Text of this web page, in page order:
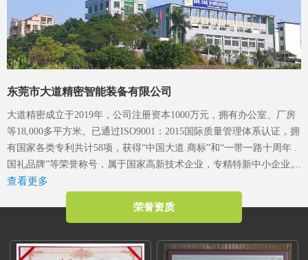
东莞市大道精密智能装备有限公司
大道精密成立于2019年，公司注册资本1000万元，拥有办公室、厂房
等18,000多平方米。已通过ISO9001：2015国际质量管理体系认证，拥
有国家各类专利共计58项，获得“中国大道.商标”和“一带一路十周年 .
国礼品牌”等荣誉称号，属于国家高新技术企业，专精特新中小企业。
2023年4月成立了“东莞市大道精密智能装备有限公司关心下一代工作
委员会”，是东莞市企石镇工商联副会长单位、东莞市企石镇文学艺术
界联合会副主席单位、东莞市环保包装行业协会副会长单位、东莞市
位、广东省胶粘剂行业协会理事单位、国家标准《机械安全中安全防
查看更多
荣誉资质